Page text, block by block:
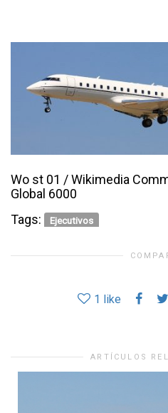
Wo st 01 / Wikimedia
Global 6000
Tags:
Ejecutivos
1 like
ARTÍCULOS